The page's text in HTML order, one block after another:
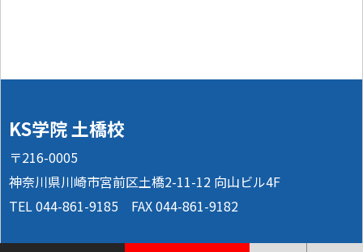
KS学院 土橋校
〒216-0005
神奈川県川崎市宮前区土橋2-11-12 向山ビル4F
TEL 044-861-9185 FAX 044-861-9182